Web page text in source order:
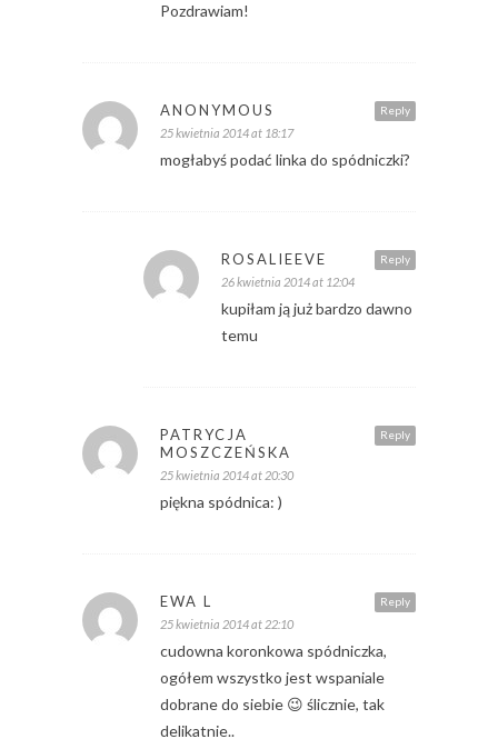
Pozdrawiam!
Reply
ANONYMOUS
25 kwietnia 2014 at 18:17
mogłabyś podać linka do spódniczki?
Reply
ROSALIEEVE
26 kwietnia 2014 at 12:04
kupiłam ją już bardzo dawno
temu
Reply
PATRYCJA
MOSZCZEŃSKA
25 kwietnia 2014 at 20:30
piękna spódnica: )
Reply
EWA L
25 kwietnia 2014 at 22:10
cudowna koronkowa spódniczka,
ogółem wszystko jest wspaniale
dobrane do siebie 😉 ślicznie, tak
delikatnie..